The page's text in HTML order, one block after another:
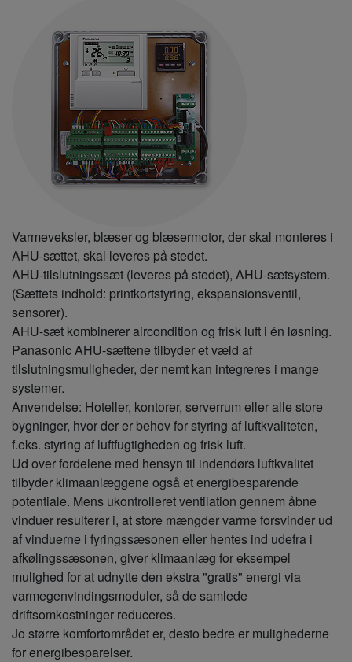
Varmeveksler, blæser og blæsermotor, der skal monteres i
AHU-sættet, skal leveres på stedet.
AHU-tilslutningssæt (leveres på stedet), AHU-sætsystem.
(Sættets indhold: printkortstyring, ekspansionsventil,
sensorer).
AHU-sæt kombinerer aircondition og frisk luft i én løsning.
Panasonic AHU-sættene tilbyder et væld af
tilslutningsmuligheder, der nemt kan integreres i mange
systemer.
Anvendelse: Hoteller, kontorer, serverrum eller alle store
bygninger, hvor der er behov for styring af luftkvaliteten,
f.eks. styring af luftfugtigheden og frisk luft.
Ud over fordelene med hensyn til indendørs luftkvalitet
tilbyder klimaanlæggene også et energibesparende
potentiale. Mens ukontrolleret ventilation gennem åbne
vinduer resulterer i, at store mængder varme forsvinder ud
af vinduerne i fyringssæsonen eller hentes ind udefra i
afkølingssæsonen, giver klimaanlæg for eksempel
mulighed for at udnytte den ekstra "gratis" energi via
varmegenvindingsmoduler, så de samlede
driftsomkostninger reduceres.
Jo større komfortområdet er, desto bedre er mulighederne
for energibesparelser.